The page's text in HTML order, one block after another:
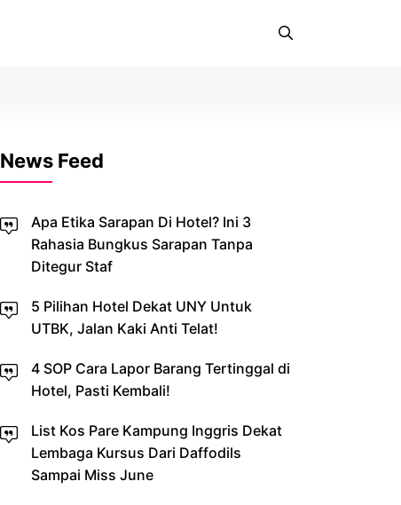
News Feed
Apa Etika Sarapan Di Hotel? Ini 3
Rahasia Bungkus Sarapan Tanpa
Ditegur Staf
5 Pilihan Hotel Dekat UNY Untuk
UTBK, Jalan Kaki Anti Telat!
4 SOP Cara Lapor Barang Tertinggal di
Hotel, Pasti Kembali!
List Kos Pare Kampung Inggris Dekat
Lembaga Kursus Dari Daffodils
Sampai Miss June